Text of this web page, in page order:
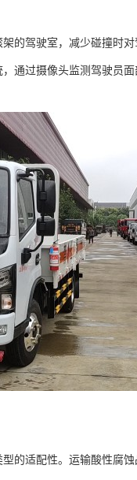
的驾驶室，减少碰撞时
通过摄像头监测驾驶员
的适配性。运输酸性腐